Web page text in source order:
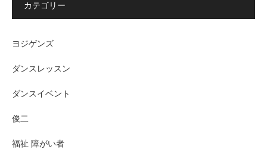
カテゴリー
ヨジゲンズ
ダンスレッスン
ダンスイベント
俊二
福祉 障がい者